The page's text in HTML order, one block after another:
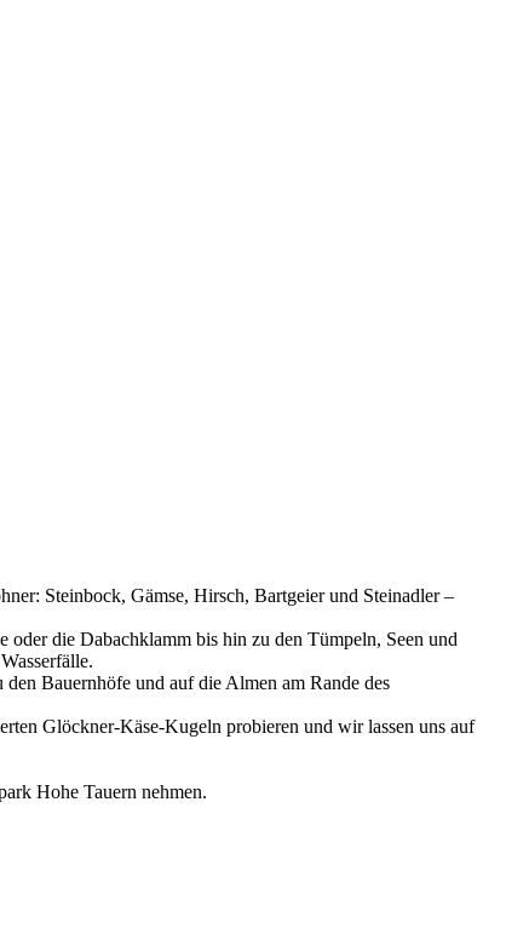
Steinbock, Gämse, Hirsch, Bartgeier und Steinadler –
die Dabachklamm bis hin zu den Tümpeln, Seen und
Bauernhöfe und auf die Almen am Rande des
Glöckner-Käse-Kugeln probieren und wir lassen uns auf
Hohe Tauern nehmen.